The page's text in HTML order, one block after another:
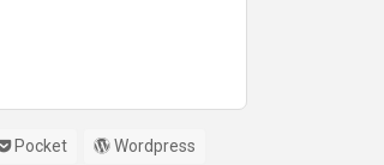
Pocket Wordpress